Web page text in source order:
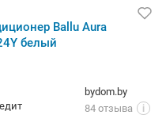
Ballu Aura
белый
bydom.by
84 отзыва
i